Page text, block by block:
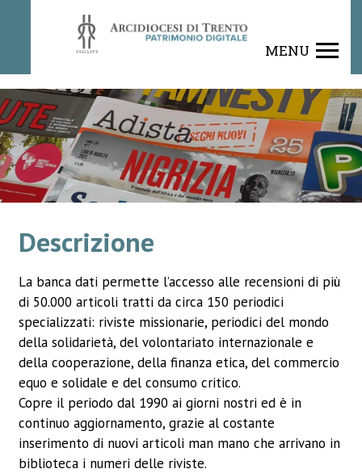
MENU
Descrizione
La banca dati permette l’accesso alle recensioni di più
di 50.000 articoli tratti da circa 150 periodici
specializzati: riviste missionarie, periodici del mondo
della solidarietà, del volontariato internazionale e
della cooperazione, della finanza etica, del commercio
equo e solidale e del consumo critico.
Copre il periodo dal 1990 ai giorni nostri ed è in
continuo aggiornamento, grazie al costante
inserimento di nuovi articoli man mano che arrivano in
biblioteca i numeri delle riviste.